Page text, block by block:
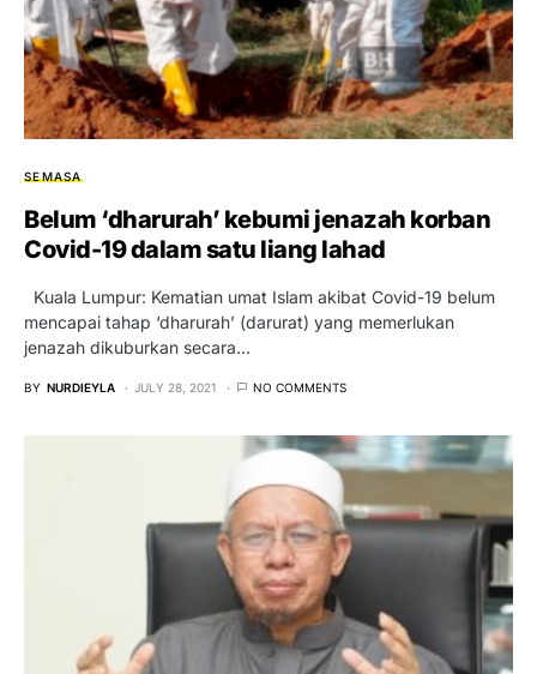
SEMASA
Belum ‘dharurah’ kebumi jenazah korban
Covid-19 dalam satu liang lahad
Kuala Lumpur: Kematian umat Islam akibat Covid-19 belum
mencapai tahap ‘dharurah’ (darurat) yang memerlukan
jenazah dikuburkan secara…
BY NURDIEYLA JULY 28, 2021 NO COMMENTS